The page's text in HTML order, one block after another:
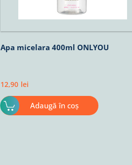
Apa micelara 400ml ONLYOU
12,90 lei
Adaugă în coș